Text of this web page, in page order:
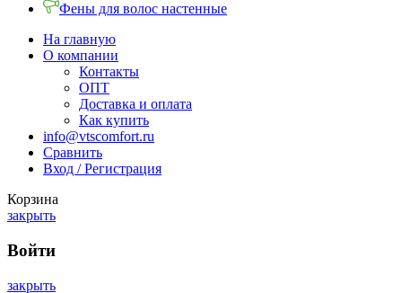
Фены для волос настенные
На главную
О компании
Контакты
ОПТ
Доставка и оплата
Как купить
info@vtscomfort.ru
Сравнить
Вход / Регистрация
Корзина
закрыть
Войти
закрыть